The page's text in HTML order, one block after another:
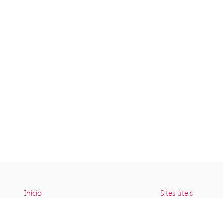
Início Sites úteis